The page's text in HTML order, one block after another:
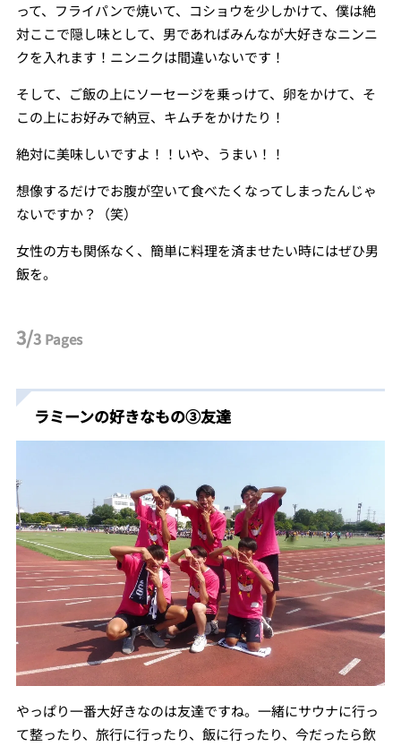
って、フライパンで焼いて、コショウを少しかけて、僕は絶
対ここで隠し味として、男であればみんなが大好きなニンニ
クを入れます！ニンニクは間違いないです！
そして、ご飯の上にソーセージを乗っけて、卵をかけて、そ
この上にお好みで納豆、キムチをかけたり！
絶対に美味しいですよ！！いや、うまい！！
想像するだけでお腹が空いて食べたくなってしまったんじゃ
ないですか？（笑）
女性の方も関係なく、簡単に料理を済ませたい時にはぜひ男
飯を。
3/3 Pages
ラミーンの好きなもの③友達
やっぱり一番大好きなのは友達ですね。一緒にサウナに行っ
て整ったり、旅行に行ったり、飯に行ったり、今だったら飲